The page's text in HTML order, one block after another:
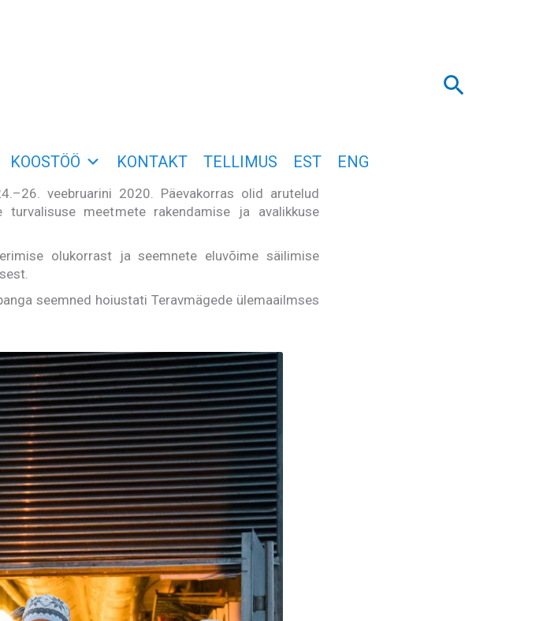
Search
KOOSTÖÖ KONTAKT TELLIMUS EST ENG
veebruarini 2020. Päevakorras olid arutelud
meetmete rakendamise ja avalikkuse
olukorrast ja seemnete eluvõime säilimise
seemned hoiustati Teravmägede ülemaailmses